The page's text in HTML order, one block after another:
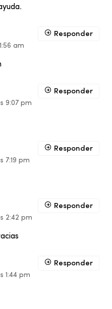
am
Responder
9:07 pm
Responder
7:19 pm
Responder
2:42 pm
Responder
1:44 pm
Responder